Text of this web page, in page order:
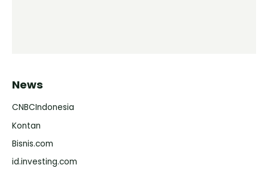
News
CNBCIndonesia
Kontan
Bisnis.com
id.investing.com